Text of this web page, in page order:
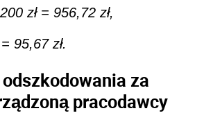
zł = 956,72 zł,
95,67 zł.
za
pracodawcy